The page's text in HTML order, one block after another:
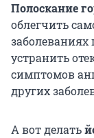
Полоскание
облегчить
устранить
симптомов
других
А вот делать